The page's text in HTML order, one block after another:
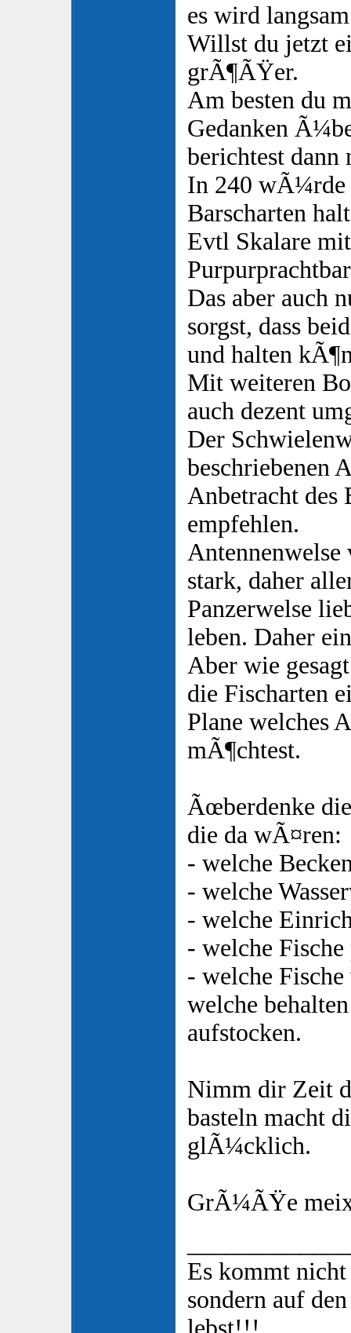
es wird
Willst du jetzt
grÃ¶ÃŸer.
Am besten du
Gedanken
berichtest dann
In 240 wÃ¼rde
Barscharten
Evtl Skalare
Das aber auch
sorgst, dass
und halten
Mit weiteren
auch dezent
Der
beschriebenen
Anbetracht des
empfehlen.
Antennenwelse
stark, daher
Panzerwelse
leben. Daher
Aber wie
die Fischarten
Plane welches
mÃ¶chtest.
Ãœberdenke
die da wÃ¤ren:
- welche
- welche
- welche
- welche Fische
- welche
welche
aufstocken.
Nimm dir Zeit
basteln macht
glÃ¼cklich.
GrÃ¼ÃŸe
Es kommt nicht
sondern auf